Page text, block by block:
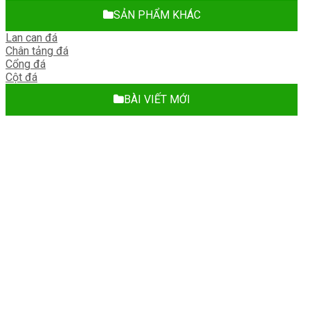
SẢN PHẨM KHÁC
Lan can đá
Chân tảng đá
Cổng đá
Cột đá
BÀI VIẾT MỚI